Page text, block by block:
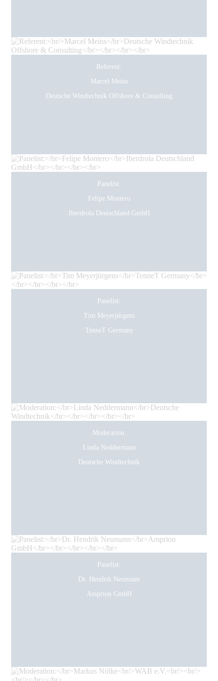
Referent:
Marcel Meins
Deutsche Windtechnik Offshore & Consulting
Panelist:
Felipe Montero
Iberdrola Deutschland GmbH
Panelist:
Tim Meyerjürgens
TenneT Germany
Moderation:
Linda Neddermann
Deutsche Windtechnik
Panelist:
Dr. Hendrik Neumann
Amprion GmbH